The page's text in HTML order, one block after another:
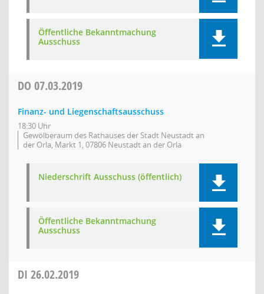
Öffentliche Bekanntmachung
Ausschuss
DO 07.03.2019
Finanz- und Liegenschaftsausschuss
18:30 Uhr
Gewölberaum des Rathauses der Stadt Neustadt an
der Orla, Markt 1, 07806 Neustadt an der Orla
Niederschrift Ausschuss (öffentlich)
Öffentliche Bekanntmachung
Ausschuss
DI 26.02.2019